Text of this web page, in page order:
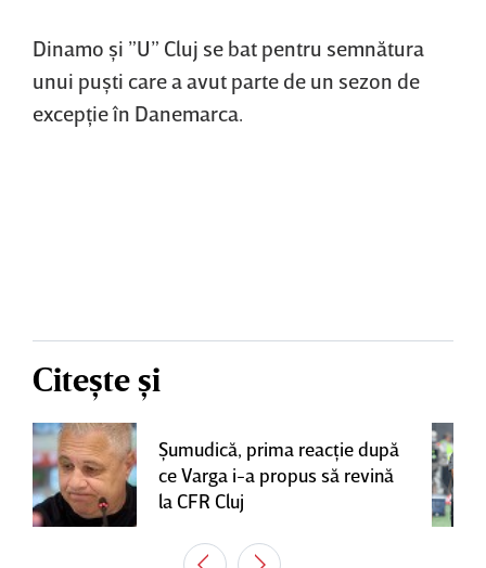
Dinamo şi ”U” Cluj se bat pentru semnătura
unui puşti care a avut parte de un sezon de
excepţie în Danemarca.
Citește și
Şumudică, prima reacţie după
ce Varga i-a propus să revină
la CFR Cluj